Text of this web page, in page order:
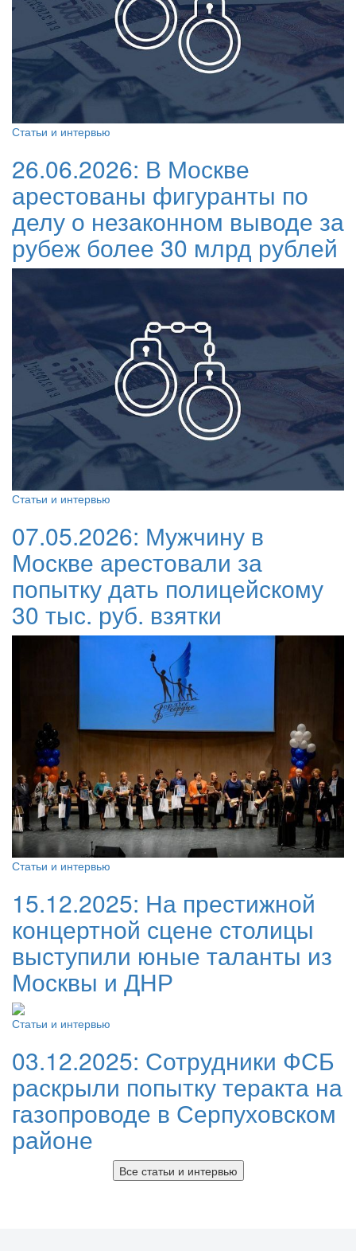
Статьи и интервью
26.06.2026: В Москве
арестованы фигуранты по
делу о незаконном выводе за
рубеж более 30 млрд рублей
Статьи и интервью
07.05.2026: Мужчину в
Москве арестовали за
попытку дать полицейскому
30 тыс. руб. взятки
Статьи и интервью
15.12.2025: На престижной
концертной сцене столицы
выступили юные таланты из
Москвы и ДНР
Статьи и интервью
03.12.2025: Сотрудники ФСБ
раскрыли попытку теракта на
газопроводе в Серпуховском
районе
Все статьи и интервью